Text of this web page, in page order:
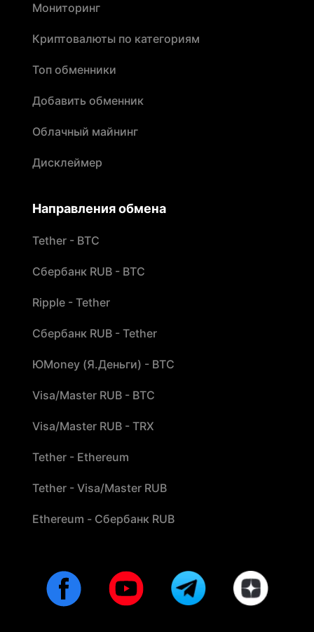
Мониторинг
Криптовалюты по категориям
Топ обменники
Добавить обменник
Облачный майнинг
Дисклеймер
Направления обмена
Tether - BTC
Сбербанк RUB - BTC
Ripple - Tether
Сбербанк RUB - Tether
ЮMoney (Я.Деньги) - BTC
Visa/Master RUB - BTC
Visa/Master RUB - TRX
Tether - Ethereum
Tether - Visa/Master RUB
Ethereum - Сбербанк RUB